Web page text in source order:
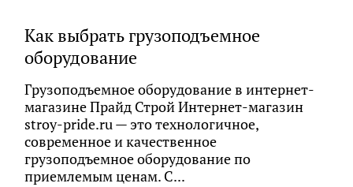
Как выбрать грузоподъемное
оборудование
Грузоподъемное оборудование в интернет-
магазине Прайд Строй Интернет-магазин
stroy-pride.ru — это технологичное,
современное и качественное
грузоподъемное оборудование по
приемлемым ценам. С...